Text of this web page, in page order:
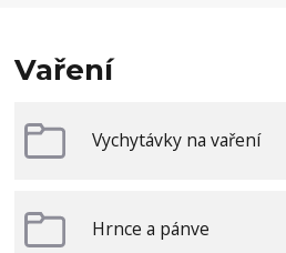
Vaření
Vychytávky na vaření
Hrnce a pánve